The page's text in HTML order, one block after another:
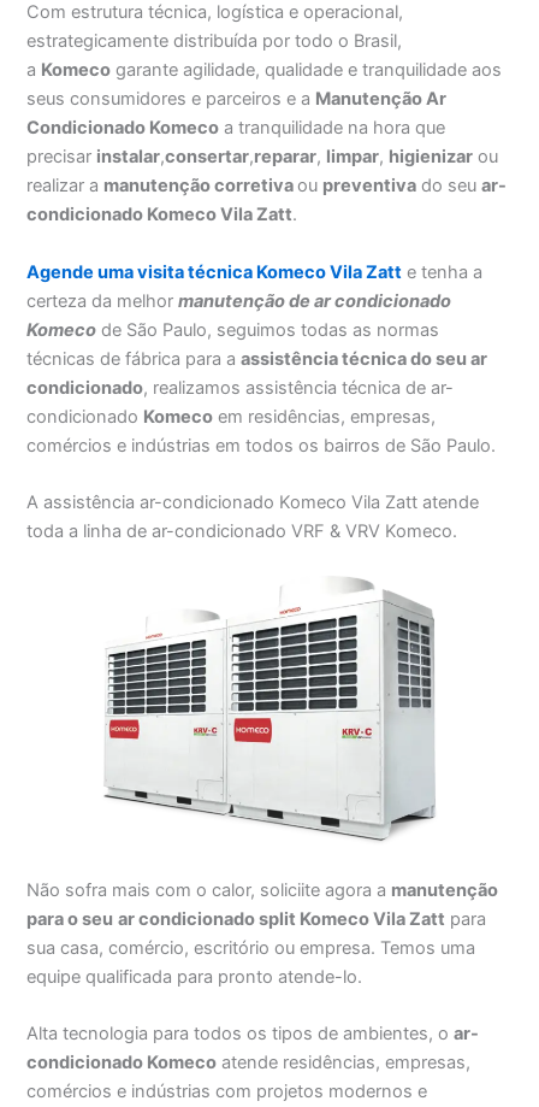
Com estrutura técnica, logística e operacional,
estrategicamente distribuída por todo o Brasil,
a Komeco garante agilidade, qualidade e tranquilidade aos
seus consumidores e parceiros e a Manutenção Ar
Condicionado Komeco a tranquilidade na hora que
precisar instalar,consertar,reparar, limpar, higienizar ou
realizar a manutenção corretivaou preventiva do seuar-
condicionado Komeco Vila Zatt.
Agende uma visita técnica Komeco Vila Zatt e tenha a
certeza da melhormanutençãode ar condicionado
Komeco de São Paulo, seguimos todas as normas
técnicas de fábrica para aassistência técnica do seu ar
condicionado, realizamos assistência técnica de ar-
condicionado Komeco em residências, empresas,
comércios e indústrias em todos os bairros de São Paulo.
A assistência ar-condicionado Komeco Vila Zatt atende
toda a linha de ar-condicionado VRF & VRV Komeco.
Não sofra mais com o calor, soliciite agora a manutenção
para o seu ar condicionado split Komeco Vila Zatt para
sua casa, comércio, escritório ou empresa. Temos uma
equipe qualificada para pronto atende-lo.
Alta tecnologia para todos os tipos de ambientes, oar-
condicionado Komeco atende residências, empresas,
comércios e indústrias com projetos modernos e